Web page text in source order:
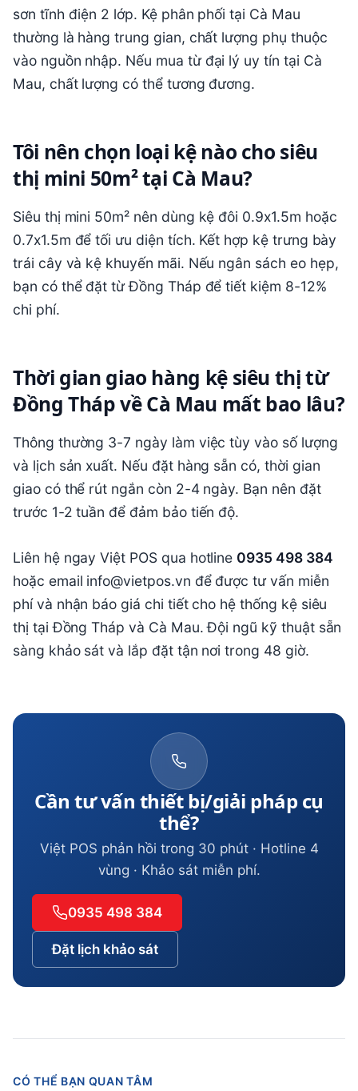
sơn tĩnh điện 2 lớp. Kệ phân phối tại Cà Mau
thường là hàng trung gian, chất lượng phụ thuộc
vào nguồn nhập. Nếu mua từ đại lý uy tín tại Cà
Mau, chất lượng có thể tương đương.
Tôi nên chọn loại kệ nào cho siêu
thị mini 50m² tại Cà Mau?
Siêu thị mini 50m² nên dùng kệ đôi 0.9x1.5m hoặc
0.7x1.5m để tối ưu diện tích. Kết hợp kệ trưng bày
trái cây và kệ khuyến mãi. Nếu ngân sách eo hẹp,
bạn có thể đặt từ Đồng Tháp để tiết kiệm 8-12%
chi phí.
Thời gian giao hàng kệ siêu thị từ
Đồng Tháp về Cà Mau mất bao lâu?
Thông thường 3-7 ngày làm việc tùy vào số lượng
và lịch sản xuất. Nếu đặt hàng sẵn có, thời gian
giao có thể rút ngắn còn 2-4 ngày. Bạn nên đặt
trước 1-2 tuần để đảm bảo tiến độ.
Liên hệ ngay Việt POS qua hotline 0935 498 384
hoặc email info@vietpos.vn để được tư vấn miễn
phí và nhận báo giá chi tiết cho hệ thống kệ siêu
thị tại Đồng Tháp và Cà Mau. Đội ngũ kỹ thuật sẵn
sàng khảo sát và lắp đặt tận nơi trong 48 giờ.
Cần tư vấn thiết bị/giải pháp cụ
thể?
Việt POS phản hồi trong 30 phút · Hotline 4
vùng · Khảo sát miễn phí.
0935 498 384
Đặt lịch khảo sát
CÓ THỂ BẠN QUAN TÂM